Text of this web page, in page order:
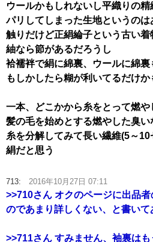
ウールかもしれないし平織りの
パリしてしまった生地というの
触りだけど正絹綸子という古い
紬なら節があるだろうし
袷襦袢で絹に綿裏、ウールに綿裏
もしかしたら糊が利いてるだけか
一本、どこかから糸をとって燃
髪の毛を始めとする燃やした臭い
糸を分解してみて長い繊維(5～
絹だと思う
713: 2016年10月27日 07:11
>>710さん オクのページに出品
のであまり詳しくない、と書い
>>711さん すみません、袖裏は